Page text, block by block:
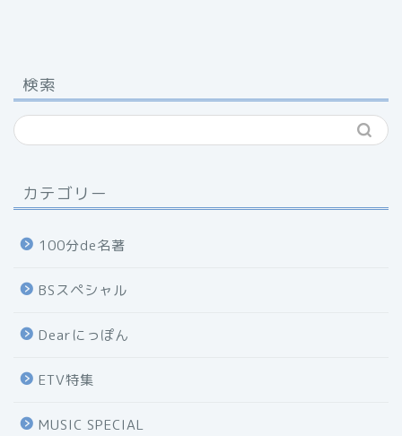
検索
カテゴリー
100分de名著
BSスペシャル
Dearにっぽん
ETV特集
MUSIC SPECIAL